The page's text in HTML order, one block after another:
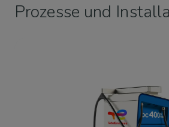
Prozesse und